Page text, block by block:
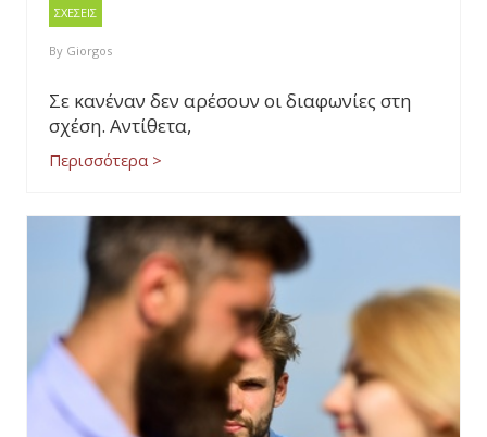
ΣΧΕΣΕΙΣ
By Giorgos
Σε κανέναν δεν αρέσουν οι διαφωνίες στη
σχέση. Αντίθετα,
Περισσότερα >